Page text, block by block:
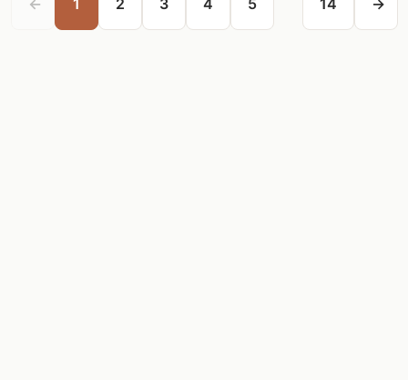
← 1 2 3 4 5 14 →